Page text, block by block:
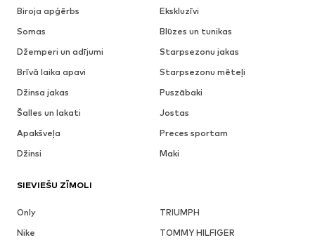
Biroja apģērbs
Ekskluzīvi
Somas
Blūzes un tunikas
Džemperi un adījumi
Starpsezonu jakas
Brīvā laika apavi
Starpsezonu mēteļi
Džinsa jakas
Puszābaki
Šalles un lakati
Jostas
Apakšveļa
Preces sportam
Džinsi
Maki
SIEVIEŠU ZĪMOLI
Only
TRIUMPH
Nike
TOMMY HILFIGER